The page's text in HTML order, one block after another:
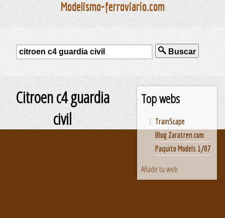
Modelismo-ferroviario.com
Buscar
Top webs
TrainScape
Blog Zaratren.com
Paquito Models 1/87
Añade tu web
Citroen c4 guardia
civil